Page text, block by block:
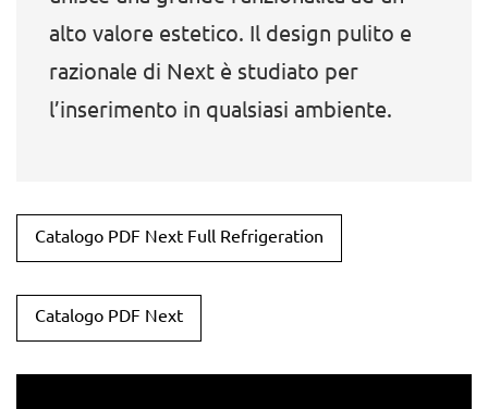
alto valore estetico. Il design pulito e
razionale di Next è studiato per
l’inserimento in qualsiasi ambiente.
Catalogo PDF Next Full Refrigeration
Catalogo PDF Next